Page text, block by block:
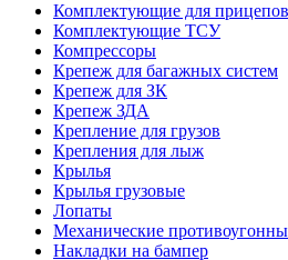
Комплектующие для прицепов
Комплектующие ТСУ
Компрессоры
Крепеж для багажных систем
Крепеж для ЗК
Крепеж ЗДА
Крепление для грузов
Крепления для лыж
Крылья
Крылья грузовые
Лопаты
Механические
Накладки на бампер